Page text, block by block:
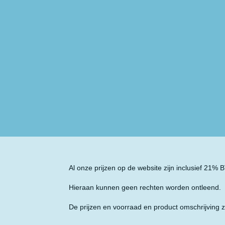
Al onze prijzen op de website zijn inclusief 21%
Hieraan kunnen geen rechten worden ontleend.
De prijzen en voorraad en product omschrijving